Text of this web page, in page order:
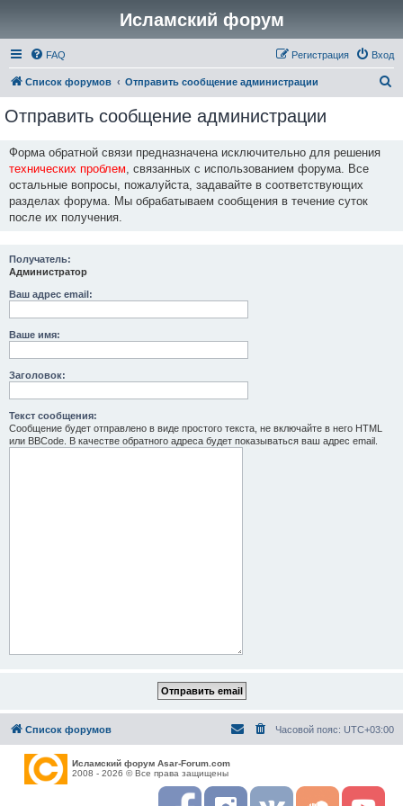
Исламский форум
FAQ Вход
Регистрация
Список форумов Отправить сообщение администрации
Отправить сообщение администрации
Форма обратной связи предназначена исключительно для решения
технических проблем, связанных с использованием форума. Все
остальные вопросы, пожалуйста, задавайте в соответствующих
разделах форума. Мы обрабатываем сообщения в течение суток
после их получения.
Получатель:
Администратор
Ваш адрес email:
Ваше имя:
Заголовок:
Текст сообщения:
Сообщение будет отправлено в виде простого текста, не включайте в него HTML
или BBCode. В качестве обратного адреса будет показываться ваш адрес email.
Список форумов Часовой пояс: UTC+03:00
Исламский форум Asar-Forum.com
2008 - 2026 © Все права защищены